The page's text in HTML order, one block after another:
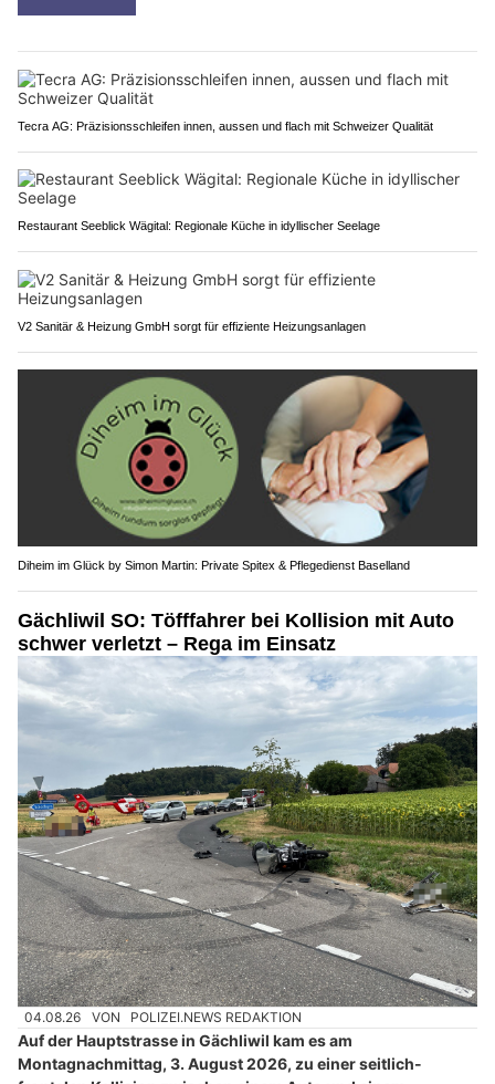
Tecra AG: Präzisionsschleifen innen, aussen und flach mit Schweizer Qualität
Restaurant Seeblick Wägital: Regionale Küche in idyllischer Seelage
V2 Sanitär & Heizung GmbH sorgt für effiziente Heizungsanlagen
Diheim im Glück by Simon Martin: Private Spitex & Pflegedienst Baselland
Gächliwil SO: Töfffahrer bei Kollision mit Auto
schwer verletzt – Rega im Einsatz
04.08.26 VON POLIZEI.NEWS REDAKTION
Auf der Hauptstrasse in Gächliwil kam es am
Montagnachmittag, 3. August 2026, zu einer seitlich-